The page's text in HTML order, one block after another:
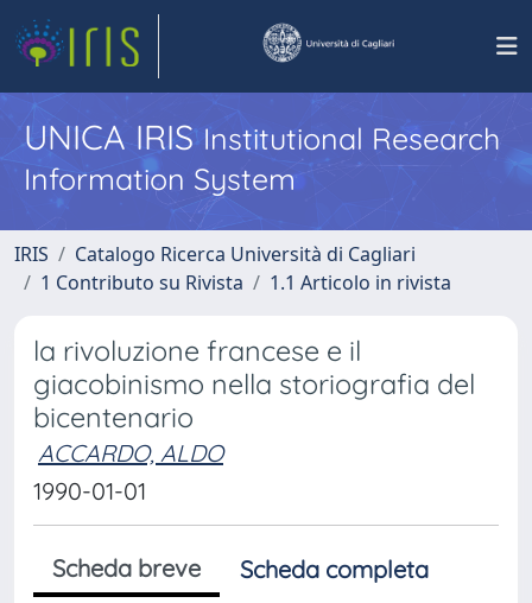
UNICA IRISInstitutional Research
Information System
IRIS
Catalogo Ricerca Università di Cagliari
1 Contributo su Rivista
1.1 Articolo in rivista
la rivoluzione francese e il
giacobinismo nella storiografia del
bicentenario
ACCARDO, ALDO
1990-01-01
Scheda breve
Scheda completa